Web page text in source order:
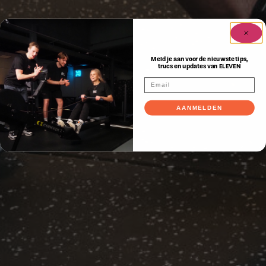
Meld je aan voor de nieuwste tips,
trucs en updates van ELEVEN
AANMELDEN